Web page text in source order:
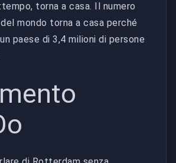
torna a casa. Il numero
mondo torna a casa perché
paese di 3,4 milioni di persone